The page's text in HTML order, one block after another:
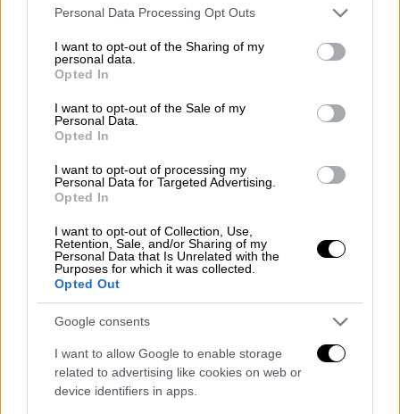
Please note that this website/app uses one or more Google
not limited to your visit or usage behaviour. You may click to
grant or deny consent to Google and its third-party tags to
use your data for below specified purposes in below Google
consent section.
Personal Data Processing Opt Outs
I want to opt-out of the Sharing of my
personal data.
Opted In
I want to opt-out of the Sale of my
Personal Data.
Opted In
I want to opt-out of processing my
Personal Data for Targeted Advertising.
Opted In
I want to opt-out of Collection, Use,
Retention, Sale, and/or Sharing of my
Personal Data that Is Unrelated with the
Purposes for which it was collected.
Opted Out
Google consents
I want to allow Google to enable storage
related to advertising like cookies on web or
device identifiers in apps.
αντισυνταγματική, γιατί παραβιάζει το άρθρο
4 του Συντάγματος περί ισότητας των
πολιτών.
ΔΙΑΒΑΣΤΕ ΕΠΙΣΗΣ
Στο μικροσκόπιο επίθεση που
δέχτηκε δασκάλα στη Μύκονο - Τα
σκασμένα λάστιχα και ο βανδαλισμός
Ελλάδα|21.03.2025 11:00
Δίκη Λιγνάδη: Αναβλήθηκε για τις 10
Νοεμβρίου - Τι ζήτησε η υπεράσπιση